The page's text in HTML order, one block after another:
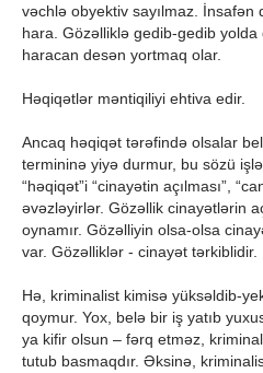
vəchlə obyektiv sayılmaz.
hara. Gözəlliklə gedib-gedib
haracan desən yortmaq olar.
Həqiqətlər məntiqiliyi ehtiva edir.
Ancaq həqiqət tərəfində olsalar
termininə yiyə durmur, bu sözü
“həqiqət”i “cinayətin açılması”,
əvəzləyirlər. Gözəllik cinayətlərin
oynamır. Gözəlliyin olsa-olsa
var. Gözəlliklər - cinayət tərkiblidir.
Hə, kriminalist kimisə yüksəldib-
qoymur. Yox, belə bir iş yatıb
ya kifir olsun – fərq etməz,
tutub basmaqdır. Əksinə,